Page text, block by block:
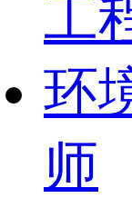
工
环
师